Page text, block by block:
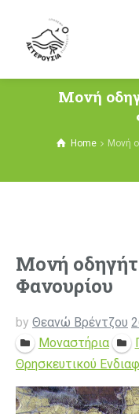
Μονή
Home Μονή
Μονή
Φανουρίου
by Θεανώ Βρέντζου
Μοναστήρια
Θρησκευτικού